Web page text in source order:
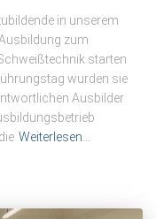
in unserem
zum
starten
wurden sie
Ausbilder
Weiterlesen…